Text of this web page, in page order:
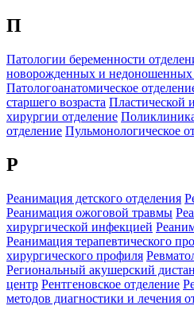
П
Патологии беременности
новорожденных и недоношенных
Патологоанатомическое
старшего возраста Пластической
хирургии отделение
отделение Пульмонологическое
Р
Реанимация детского отделения
Реанимация ожоговой травмы
хирургической инфекцией
Реанимация терапевтического
хирургического профиля
Региональный акушерский
центр Рентгеновское отделение
методов диагностики и лечения